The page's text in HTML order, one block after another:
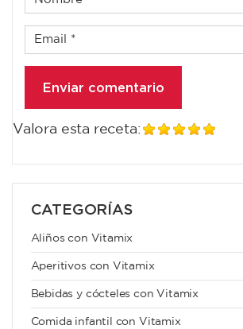
Valora esta receta:
CATEGORÍAS
Aliños con Vitamix
Aperitivos con Vitamix
Bebidas y cócteles con Vitamix
Comida infantil con Vitamix